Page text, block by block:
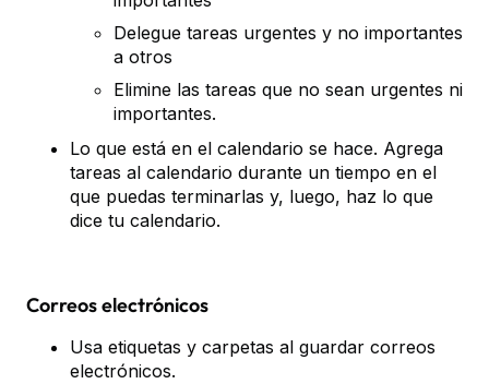
Delegue tareas urgentes y no importantes
a otros
Elimine las tareas que no sean urgentes ni
importantes.
Lo que está en el calendario se hace. Agrega
tareas al calendario durante un tiempo en el
que puedas terminarlas y, luego, haz lo que
dice tu calendario.
Correos electrónicos
Usa etiquetas y carpetas al guardar correos
electrónicos.